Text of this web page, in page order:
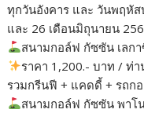
ทุกวันอังคาร และ วันพฤหั
และ 26 เดือนมิถุนายน
สนามกอล์ฟ กัซซัน เลก
ราคา 1,200.- บาท / ท่า
รวมกรีนฟี + แคดดี้ + รถก
สนามกอล์ฟ กัซซัน พาโ